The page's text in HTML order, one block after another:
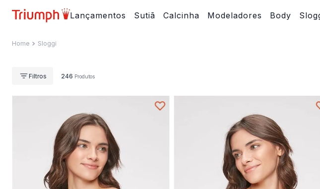
Lançamentos Sutiã Calcinha Modeladores Body
Sloggi
246 Produtos